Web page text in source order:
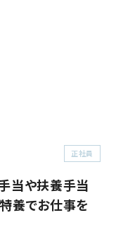
正社員
当や扶養手当
養でお仕事を